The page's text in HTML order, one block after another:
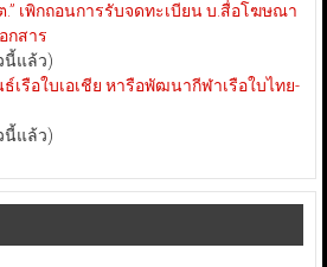
.” เพิกถอนการรับจดทะเบียน บ.สื่อโฆษณา
กสาร
นี้แล้ว)
เรือใบเอเชีย หารือพัฒนากีฬาเรือใบไทย-
นี้แล้ว)